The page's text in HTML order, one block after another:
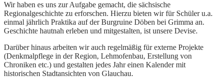
Wir haben es uns zur Aufgabe gemacht, die sächsische
Regionalgeschichte zu erforschen. Hierzu bieten wir für Schüler u.a.
einmal jährlich Praktika auf der Burgruine Döben bei Grimma an.
Geschichte hautnah erleben und mitgestalten, ist unsere Devise.
Darüber hinaus arbeiten wir auch regelmäßig für externe Projekte
(Denkmalpflege in der Region, Lehmofenbau, Erstellung von
Chroniken etc.) und gestalten jedes Jahr einen Kalender mit
historischen Stadtansichten von Glauchau.